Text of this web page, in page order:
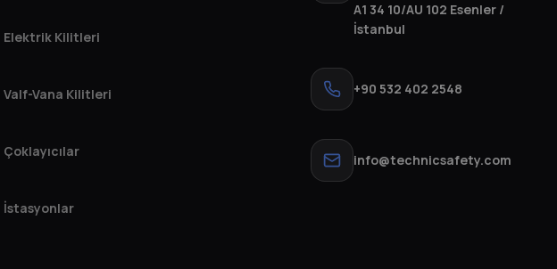
Elektrik Kilitleri
Valf-Vana Kilitleri
Çoklayıcılar
İstasyonlar
A1 34 10/AU 102 Esenler /
İstanbul
+90 532 402 2548
info@technicsafety.com